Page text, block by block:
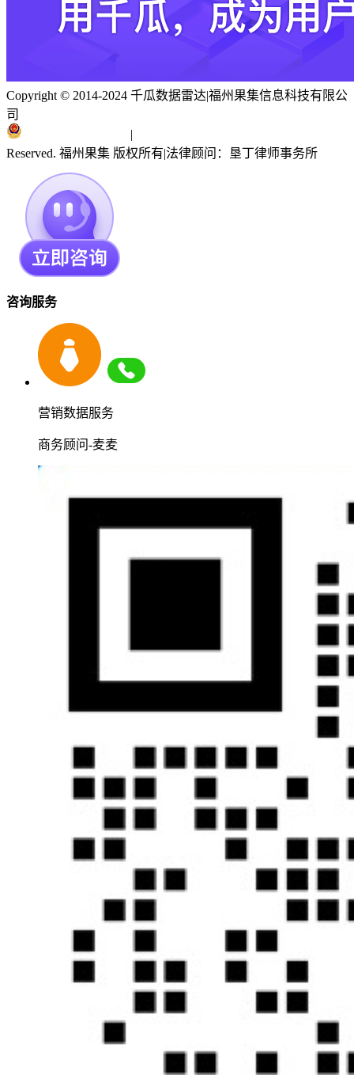
Copyright © 2014-2024 千瓜数据雷达|福州果集信息科技有限公
司
|
Reserved. 福州果集 版权所有|法律顾问：垦丁律师事务所
咨询服务
营销数据服务
商务顾问-麦麦